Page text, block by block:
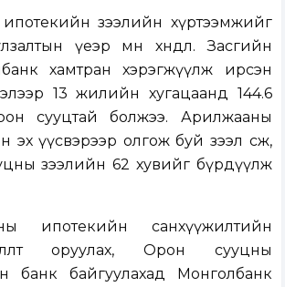
зээлийн хүртээмжийг
үеэр мөн хөндлөө. Засгийн
хамтран хэрэгжүүлж ирсэн
13 жилийн хугацаанд 144.6
сууцтай болжээ. Арилжааны
эх үүсвэрээр олгож буй зээл өсөж,
зээлийн 62 хувийг бүрдүүлж
ипотекийн санхүүжилтийн
оруулах, Орон сууцны
банк байгуулахад Монголбанк